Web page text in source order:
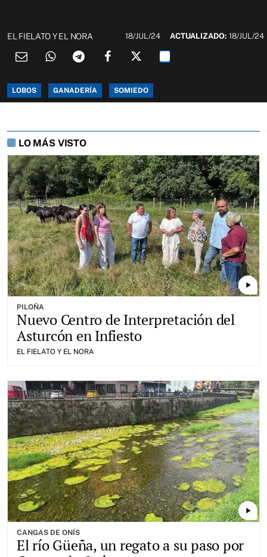
EL FIELATO Y EL NORA 18/JUL/24 ACTUALIZADO:18/JUL/24
LOBOS GANADERÍA SOMIEDO
LO MÁS VISTO
play_arrow
PILOÑA
Nuevo Centro de Interpretación del
Asturcón en Infiesto
EL FIELATO Y EL NORA
play_arrow
CANGAS DE ONÍS
El río Güeña, un regato a su paso por